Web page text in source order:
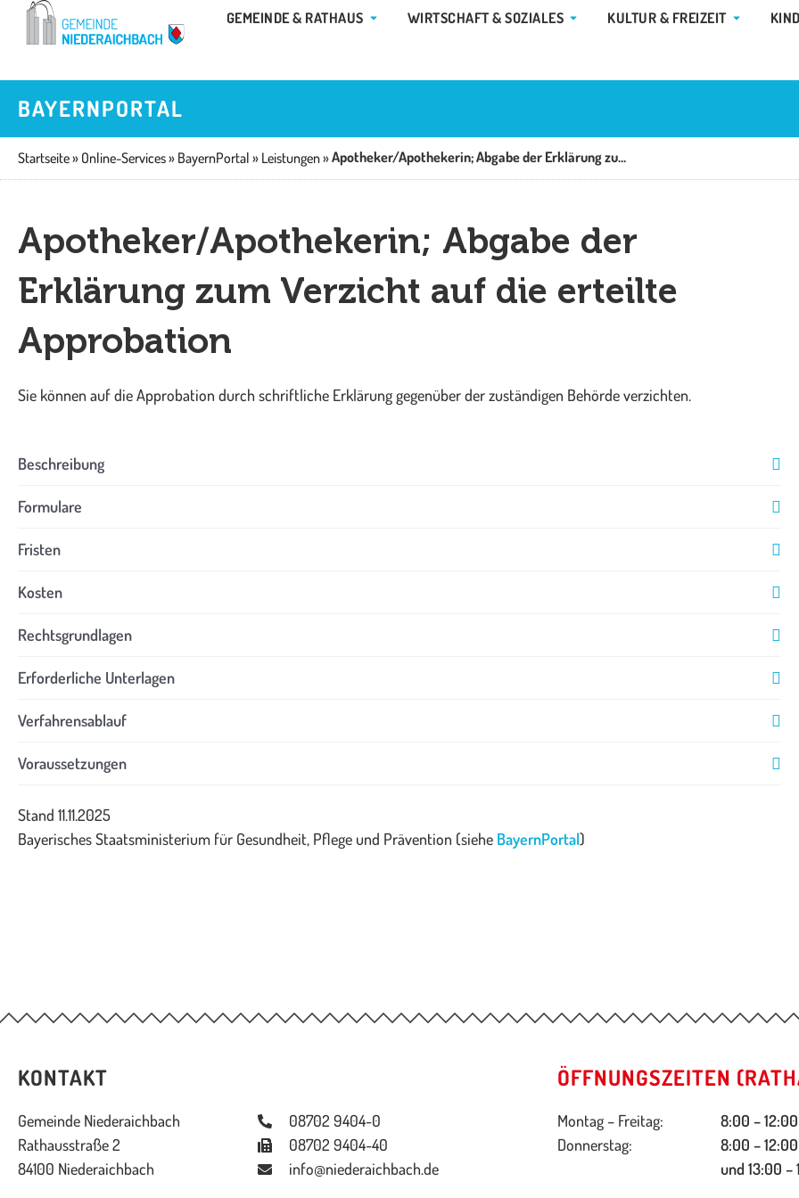
Zum
GEMEINDE & RATHAUS ÖFFNE GEMEINDE & RATHAUS
WIRTSCHAFT & SOZIALES ÖFFNE WIRTSCHAFT & SOZIALES
KULTUR & FREIZEIT ÖFFNE
BAYERNPORTAL
Startseite» Online-Services» BayernPortal » Leistungen» Apotheker/Apothekerin; Abgabe der Erklärung zum Verzicht auf die erteilte Approbation
Apotheker/Apothekerin; Abgabe der
Erklärung zum Verzicht auf die erteilte
Approbation
Sie können auf die Approbation durch schriftliche Erklärung gegenüber der zuständigen Behörde verzichten.
Beschreibung
Formulare
Fristen
Kosten
Rechtsgrundlagen
Erforderliche Unterlagen
Verfahrensablauf
Voraussetzungen
Stand 11.11.2025
Bayerisches Staatsministerium für Gesundheit, Pflege und Prävention (siehe BayernPortal)
KONTAKT
Gemeinde Niederaichbach
Rathausstraße 2
84100 Niederaichbach
08702 9404-0
08702 9404-40
info@niederaichbach.de
ÖFFNUNGSZEITEN
Montag – Freitag:
8:00 –
Donnerstag:
8:00 –
und 13:00 –